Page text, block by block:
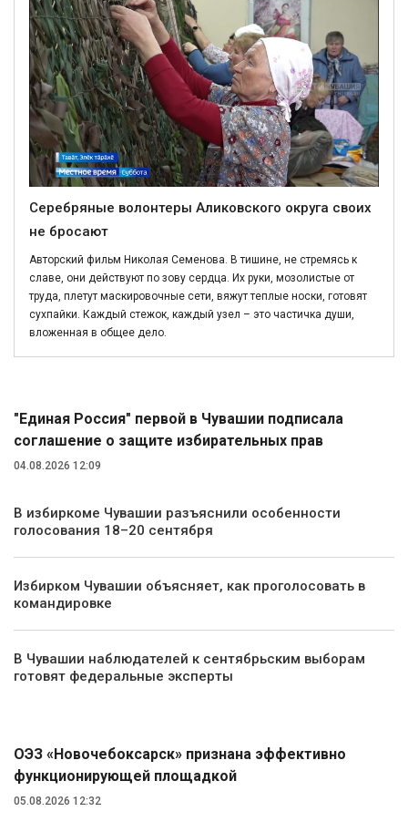
Серебряные волонтеры Аликовского округа своих
не бросают
Авторский фильм Николая Семенова. В тишине, не стремясь к
славе, они действуют по зову сердца. Их руки, мозолистые от
труда, плетут маскировочные сети, вяжут теплые носки, готовят
сухпайки. Каждый стежок, каждый узел – это частичка души,
вложенная в общее дело.
"Единая Россия" первой в Чувашии подписала
соглашение о защите избирательных прав
04.08.2026 12:09
В избиркоме Чувашии разъяснили особенности
голосования 18–20 сентября
Избирком Чувашии объясняет, как проголосовать в
командировке
В Чувашии наблюдателей к сентябрьским выборам
готовят федеральные эксперты
ОЭЗ «Новочебоксарск» признана эффективно
функционирующей площадкой
05.08.2026 12:32